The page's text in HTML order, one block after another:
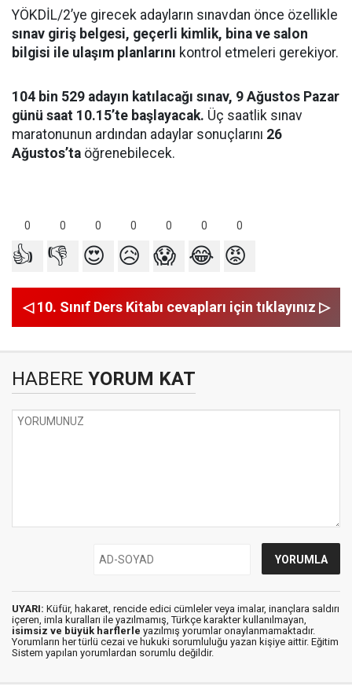
YÖKDİL/2’ye girecek adayların sınavdan önce özellikle
sınav giriş belgesi, geçerli kimlik, bina ve salon
bilgisi ile ulaşım planlarını kontrol etmeleri gerekiyor.
104 bin 529 adayın katılacağı sınav, 9 Ağustos Pazar
günü saat 10.15’te başlayacak. Üç saatlik sınav
maratonunun ardından adaylar sonuçlarını 26
Ağustos’ta öğrenebilecek.
0 0 0 0 0 0 0
👍 👎 😍 😥 😱 😂 😡
◁ 10. Sınıf Ders Kitabı cevapları için tıklayınız ▷
HABERE YORUM KAT
UYARI: Küfür, hakaret, rencide edici cümleler veya imalar, inançlara saldırı
içeren, imla kuralları ile yazılmamış, Türkçe karakter kullanılmayan,
isimsiz ve büyük harflerle yazılmış yorumlar onaylanmamaktadır.
Yorumların her türlü cezai ve hukuki sorumluluğu yazan kişiye aittir. Eğitim
Sistem yapılan yorumlardan sorumlu değildir.